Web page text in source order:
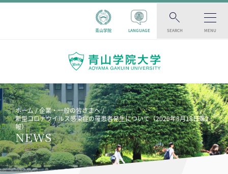
青山学院 LANGUAGE SEARCH MENU
ホーム
企業・一般の皆さまへ
新型コロナウイルス感染症の罹患者発生について（2020年8月18日第2
報）
NEWS